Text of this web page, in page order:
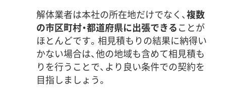
解体業者は本社の所在地だけでなく、複数
の市区町村・都道府県に出張できることが
ほとんどです。相見積もりの結果に納得い
かない場合は、他の地域も含めて相見積も
りを行うことで、より良い条件での契約を
目指しましょう。